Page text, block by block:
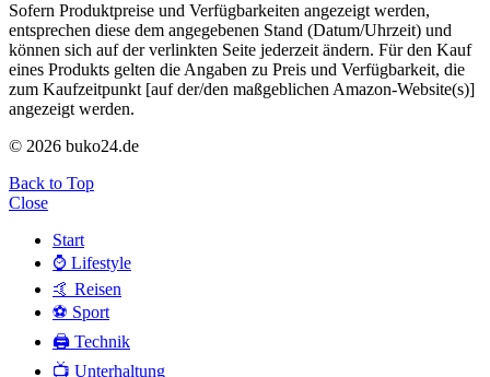
Sofern Produktpreise und Verfügbarkeiten angezeigt werden,
entsprechen diese dem angegebenen Stand (Datum/Uhrzeit) und
können sich auf der verlinkten Seite jederzeit ändern. Für den Kauf
eines Produkts gelten die Angaben zu Preis und Verfügbarkeit, die
zum Kaufzeitpunkt [auf der/den maßgeblichen Amazon-Website(s)]
angezeigt werden.
© 2026 buko24.de
Back to Top
Close
Start
⌚️ Lifestyle
🤙 Reisen
⚽️ Sport
🖨️ Technik
📺 Unterhaltung